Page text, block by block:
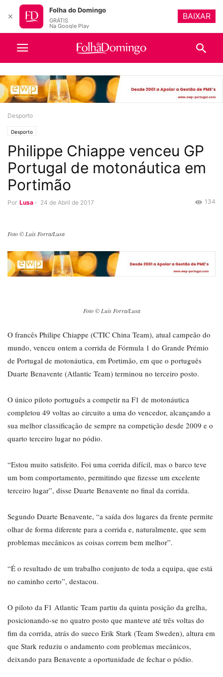
Desporto
Desporto
Philippe Chiappe venceu GP
Portugal de motonáutica em
Portimão
Por Lusa - 24 de Abril de 2017 134
Foto © Luís Forra/Lusa
Foto © Luís Forra/Lusa
O francês Philipe Chiappe (CTIC China Team), atual campeão do
mundo, venceu ontem a corrida de Fórmula 1 do Grande Prémio
de Portugal de motonáutica, em Portimão, em que o português
Duarte Benavente (Atlantic Team) terminou no terceiro posto.
O único piloto português a competir na F1 de motonáutica
completou 49 voltas ao circuito a uma do vencedor, alcançando a
sua melhor classificação de sempre na competição desde 2009 e o
quarto terceiro lugar no pódio.
“Estou muito satisfeito. Foi uma corrida difícil, mas o barco teve
um bom comportamento, permitindo que fizesse um excelente
terceiro lugar”, disse Duarte Benavente no final da corrida.
Segundo Duarte Benavente, “a saída dos lugares da frente permite
olhar de forma diferente para a corrida e, naturalmente, que sem
problemas mecânicos as coisas correm bem melhor”.
“É o resultado de um trabalho conjunto de toda a equipa, que está
no caminho certo”, destacou.
O piloto da F1 Atlantic Team partiu da quinta posição da grelha,
posicionando-se no quatro posto que manteve até três voltas do
fim da corrida, atrás do sueco Erik Stark (Team Sweden), altura em
que Stark reduziu o andamento com problemas mecânicos,
deixando para Benavente a oportunidade de fechar o pódio.
✕
Folha do Domingo
GRÁTIS
Na Google Play
BAIXAR